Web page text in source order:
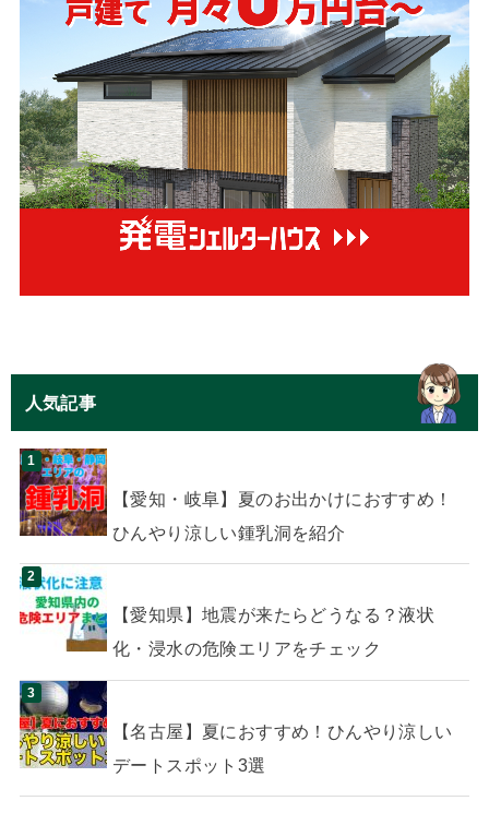
人気記事
【愛知・岐阜】夏のお出かけにおすすめ！
ひんやり涼しい鍾乳洞を紹介
【愛知県】地震が来たらどうなる？液状
化・浸水の危険エリアをチェック
【名古屋】夏におすすめ！ひんやり涼しい
デートスポット3選